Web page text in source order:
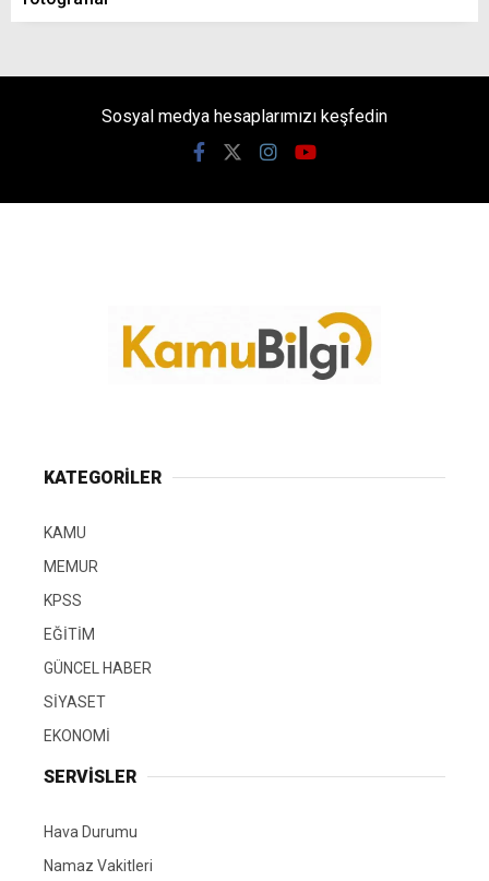
Sosyal medya hesaplarımızı keşfedin
KATEGORİLER
KAMU
MEMUR
KPSS
EĞİTİM
GÜNCEL HABER
SİYASET
EKONOMİ
SERVİSLER
Hava Durumu
Namaz Vakitleri